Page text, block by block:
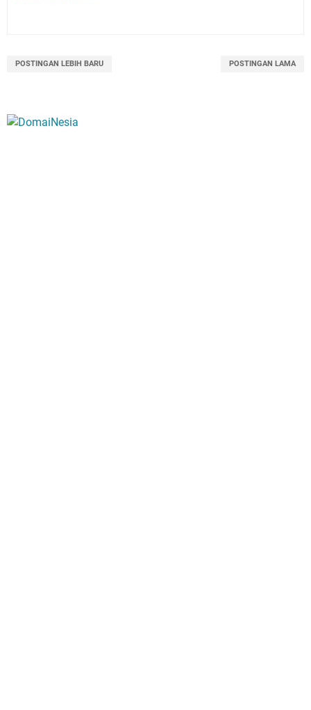
POSTINGAN LEBIH BARU POSTINGAN LAMA